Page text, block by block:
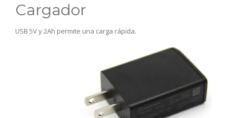
Cargador
USB 5V y 2Ah permite una carga rápida.